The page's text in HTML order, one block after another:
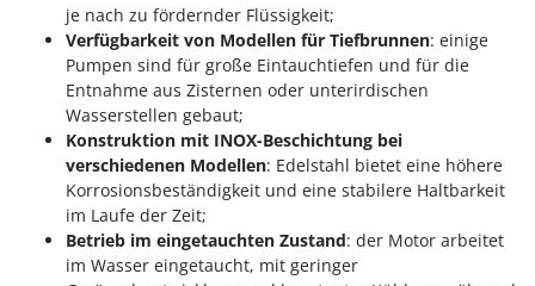
je nach zu fördernder Flüssigkeit;
Verfügbarkeit von Modellen für Tiefbrunnen: einige
Pumpen sind für große Eintauchtiefen und für die
Entnahme aus Zisternen oder unterirdischen
Wasserstellen gebaut;
Konstruktion mit INOX-Beschichtung bei
verschiedenen Modellen: Edelstahl bietet eine höhere
Korrosionsbeständigkeit und eine stabilere Haltbarkeit
im Laufe der Zeit;
Betrieb im eingetauchten Zustand: der Motor arbeitet
im Wasser eingetaucht, mit geringer